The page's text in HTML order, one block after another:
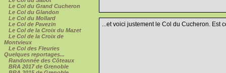
Le Col du Grand Cucheron
Le Col du Glandon
Le Col du Mollard
Le Col de Pavezin
Le Col de la Croix du Mazet
Le Col de la Croix de
Montvieux
Le Col des Fleuries
Quelques reportages...
Randonnée des Côteaux
BRA 2017 de Grenoble
...et voici justement le Col du Cucheron. Est